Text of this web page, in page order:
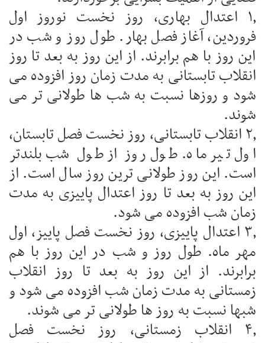
۱٫ اعتدال بهاری، روز نخست نوروز اول
فروردین، آغاز فصل بهار. طول روز و شب در
این روز با هم برابرند. از این روز به بعد تا روز
انقلاب تابستانی به مدت زمان روز افزوده می
شود و روزها نسبت به شب ها طولانی تر می
شوند.
۲٫ انقلاب تابستانی، روز نخست فصل تابستان،
اول تیر ماه. طول روز از طول شب بلندتر
است. این روز طولانی ترین روز سال است. از
این روز به بعد تا روز اعتدال پاییزی به مدت
زمان شب افزوده می شود.
۳٫ اعتدال پاییزی، روز نخست فصل پاییز، اول
مهر ماه. طول روز و شب در این روز با هم
برابرند. از این روز به بعد تا روز انقلاب
زمستانی به مدت زمان شب افزوده می شود و
شبها نسبت به روز ها طولانی تر می شوند.
۴٫ انقلاب زمستانی، روز نخست فصل